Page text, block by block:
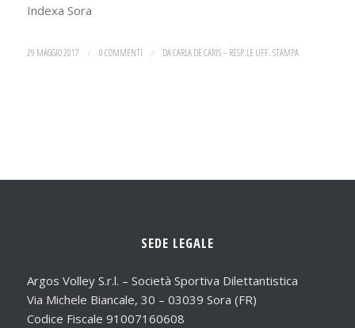
Indexa Sora
29 MAGGIO 2017 / 0 COMMENTI / DACARLA DE CARIS – RESP.LE UFF. STAMPA
SEDE LEGALE
Argos Volley S.r.l. – Società Sportiva Dilettantistica
Via Michele Biancale, 30 – 03039 Sora (FR)
Codice Fiscale 91007160608